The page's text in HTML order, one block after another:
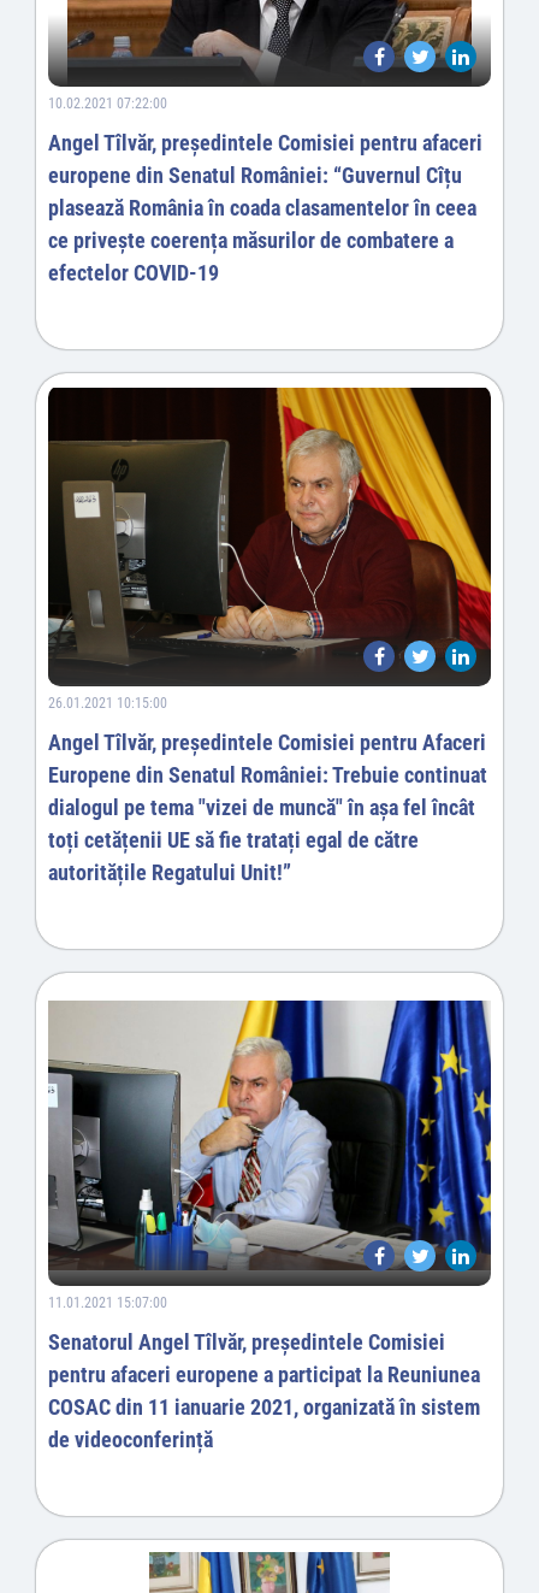
10.02.2021 07:22:00
Angel Tîlvăr, președintele Comisiei pentru afaceri
europene din Senatul României: “Guvernul Cîțu
plasează România în coada clasamentelor în ceea
ce privește coerența măsurilor de combatere a
efectelor COVID-19
26.01.2021 10:15:00
Angel Tîlvăr, președintele Comisiei pentru Afaceri
Europene din Senatul României: Trebuie continuat
dialogul pe tema "vizei de muncă" în așa fel încât
toți cetățenii UE să fie tratați egal de către
autoritățile Regatului Unit!”
11.01.2021 15:07:00
Senatorul Angel Tîlvăr, președintele Comisiei
pentru afaceri europene a participat la Reuniunea
COSAC din 11 ianuarie 2021, organizată în sistem
de videoconferință